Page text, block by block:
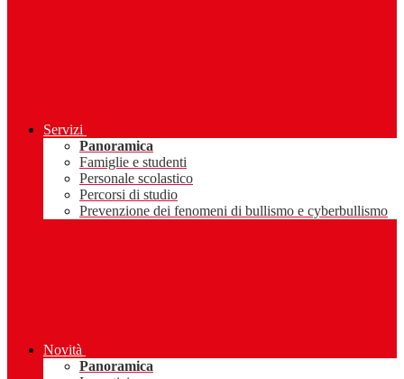
Servizi
Panoramica
Famiglie e studenti
Personale scolastico
Percorsi di studio
Prevenzione dei fenomeni di bullismo e cyberbullismo
Novità
Panoramica